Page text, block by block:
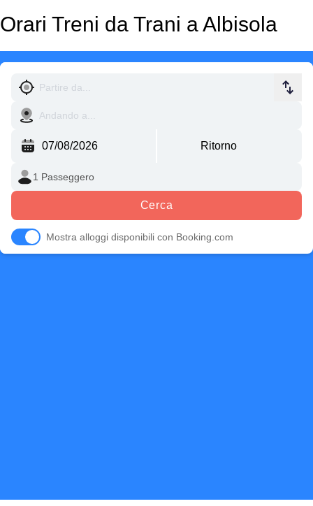
Orari Treni da Trani a Albisola
Cerca
Mostra alloggi disponibili con Booking.com